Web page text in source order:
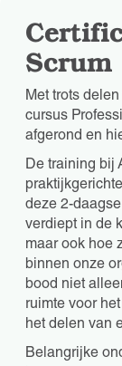
Scrum
Met trots
cursus
afgerond en
De training bij
deze 2-
verdiept in de
maar ook hoe
binnen onze
bood niet
ruimte voor
het delen van
Belangrijke